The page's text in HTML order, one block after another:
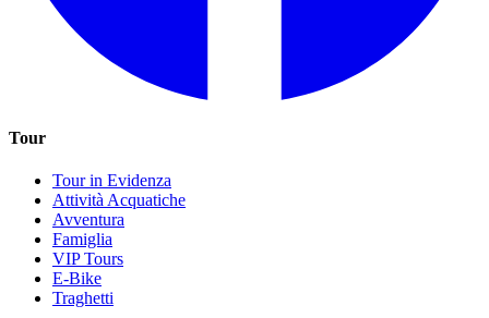
Tour
Tour in Evidenza
Attività Acquatiche
Avventura
Famiglia
VIP Tours
E-Bike
Traghetti